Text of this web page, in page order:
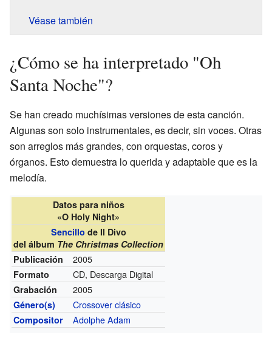
Véase también
¿Cómo se ha interpretado "Oh
Santa Noche"?
Se han creado muchísimas versiones de esta canción.
Algunas son solo instrumentales, es decir, sin voces. Otras
son arreglos más grandes, con orquestas, coros y
órganos. Esto demuestra lo querida y adaptable que es la
melodía.
Datos para niños
«O Holy Night»
Sencillode Il Divo
del álbum The Christmas Collection
Publicación
2005
Formato CD, Descarga Digital
Grabación 2005
Género(s) Crossover clásico
Compositor Adolphe Adam